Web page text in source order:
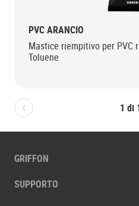
1 di
PVC ARANCIO
Mastice riempitivo per PVC
Toluene
GRIFFON
SUPPORTO